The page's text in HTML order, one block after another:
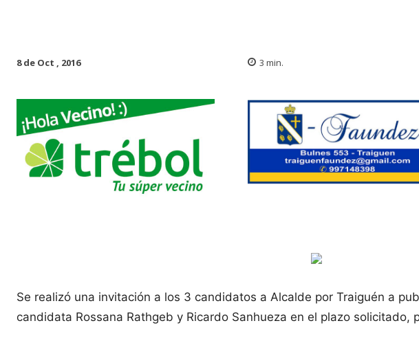
8 de Oct , 2016 3 min.
Se realizó una invitación a los 3 candidatos a Alcalde por Traiguén a
candidata Rossana Rathgeb y Ricardo Sanhueza en el plazo